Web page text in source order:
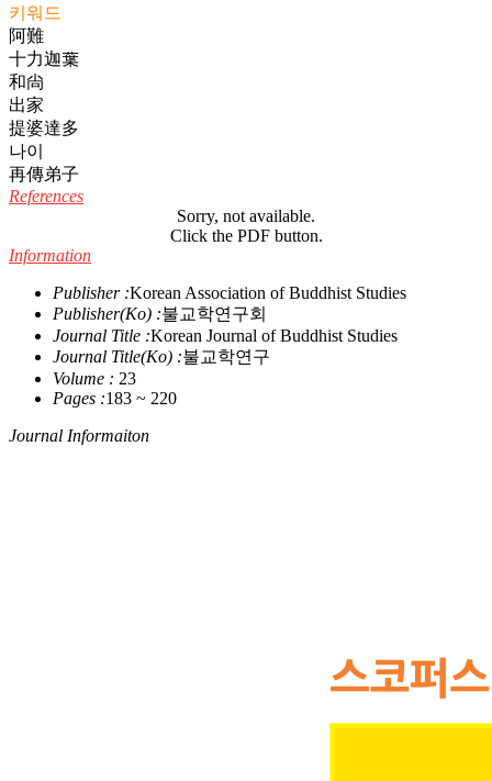
키워드
阿難
十力迦葉
和尙
出家
提婆達多
나이
再傳弟子
References
Sorry, not available.
Click the PDF button.
Information
Publisher :Korean Association of Buddhist Studies
Publisher(Ko) :불교학연구회
Journal Title :Korean Journal of Buddhist Studies
Journal Title(Ko) :불교학연구
Volume : 23
Pages :183 ~ 220
Journal Informaiton